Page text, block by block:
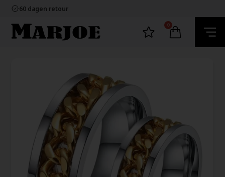
60 dagen retour
Ecommerce Europe
100% nikkelvrij sieraden
60 dagen retour
0